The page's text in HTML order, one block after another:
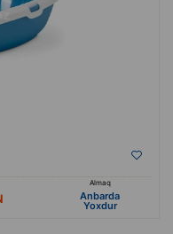
Almaq
Anbarda
Yoxdur